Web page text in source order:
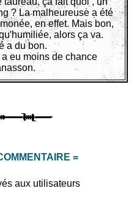
? La malheureuse a été
en effet. Mais bon,
alors ça va.
a du bon.
eu moins de chance
=
aux utilisateurs